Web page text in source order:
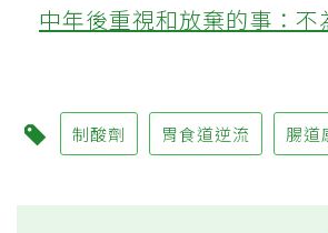
中年後重視和放棄的事：不
制酸劑 胃食道逆流 腸道